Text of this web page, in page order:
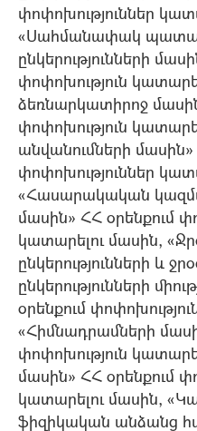
փոփոխություններ
«Սահմանափակ
ընկերությունների
փոփոխություն
ձեռնարկատիրոջ
փոփոխություն
անվանումների մասին»
փոփոխություններ
«Հասարակական
մասին» ՀՀ օրենքում
կատարելու մասին,
ընկերությունների և
ընկերությունների
օրենքում
«Հիմնադրամների
փոփոխություն
մասին» ՀՀ օրենքում
կատարելու մասին,
ֆիզիկական անձանց